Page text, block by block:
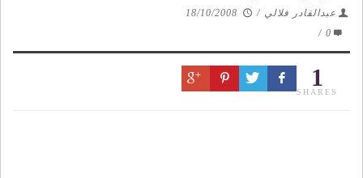
عبدالقادر فلالي /
18/10/2008
0
/
1
SHARES